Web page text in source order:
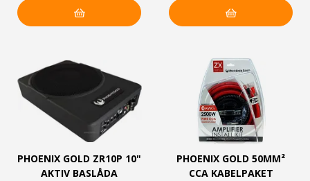
PHOENIX GOLD ZR10P 10"
AKTIV BASLÅDA
PHOENIX GOLD 50MM²
CCA KABELPAKET